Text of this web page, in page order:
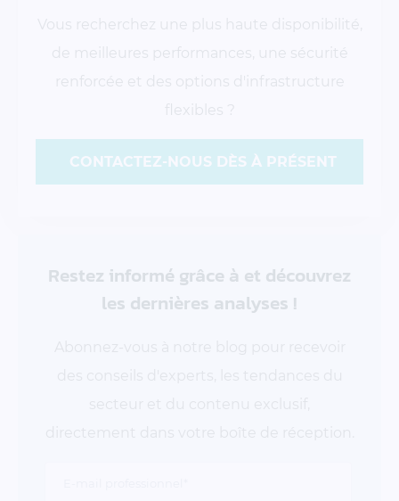
Vous recherchez une plus haute disponibilité,
de meilleures performances, une sécurité
renforcée et des options d'infrastructure
flexibles ?
CONTACTEZ-NOUS DÈS À PRÉSENT
Restez informé grâce à et découvrez
les dernières analyses !